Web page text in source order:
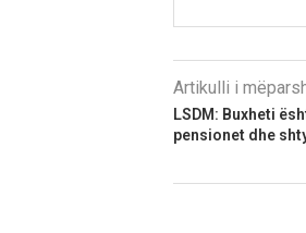
Artikulli i
LSDM: Buxheti
pensionet dhe